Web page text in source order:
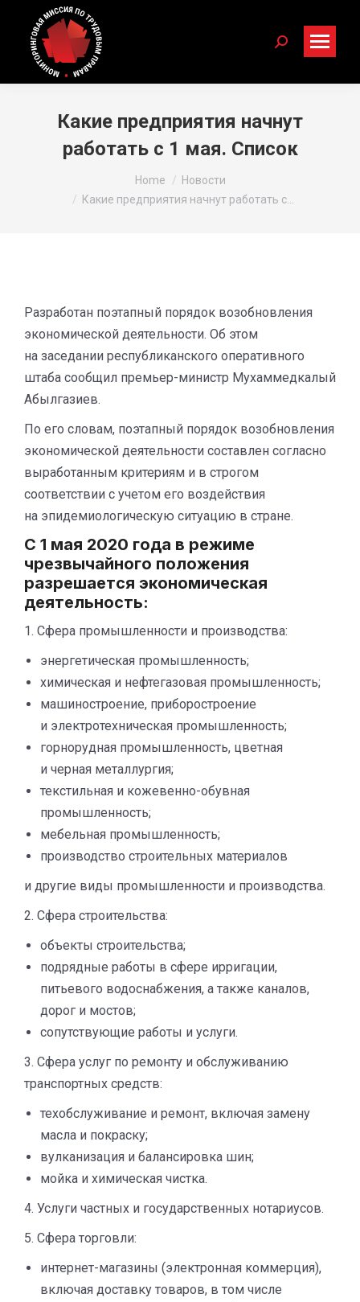
Search:
Какие предприятия начнут
работать с 1 мая. Список
Home
Новости
Какие предприятия начнут работать с…
Разработан поэтапный порядок возобновления
экономической деятельности. Об этом
на заседании республиканского оперативного
штаба сообщил премьер-министр Мухаммедкалый
Абылгазиев.
По его словам, поэтапный порядок возобновления
экономической деятельности составлен согласно
выработанным критериям и в строгом
соответствии с учетом его воздействия
на эпидемиологическую ситуацию в стране.
С 1 мая 2020 года в режиме
чрезвычайного положения
разрешается экономическая
деятельность:
1. Сфера промышленности и производства:
энергетическая промышленность;
химическая и нефтегазовая промышленность;
машиностроение, приборостроение
и электротехническая промышленность;
горнорудная промышленность, цветная
и черная металлургия;
текстильная и кожевенно-обувная
промышленность;
мебельная промышленность;
производство строительных материалов
и другие виды промышленности и производства.
2. Сфера строительства:
объекты строительства;
подрядные работы в сфере ирригации,
питьевого водоснабжения, а также каналов,
дорог и мостов;
сопутствующие работы и услуги.
3. Сфера услуг по ремонту и обслуживанию
транспортных средств:
техобслуживание и ремонт, включая замену
масла и покраску;
вулканизация и балансировка шин;
мойка и химическая чистка.
4. Услуги частных и государственных нотариусов.
5. Сфера торговли:
интернет-магазины (электронная коммерция),
включая доставку товаров, в том числе